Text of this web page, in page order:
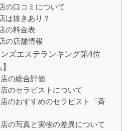
の口コミについて
は抜きあり？
の料金表
の店舗情報
ズエステランキング第4位
の総合評価
のセラピストについて
のおすすめのセラピスト「斉
の写真と実物の差異について